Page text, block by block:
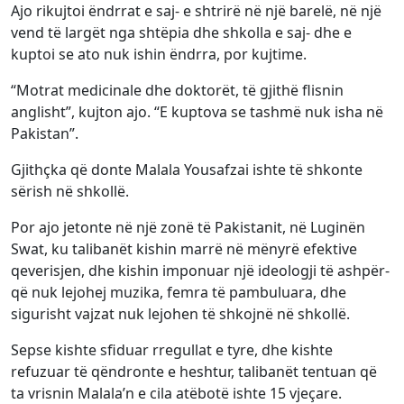
Ajo rikujtoi ëndrrat e saj- e shtrirë në një barelë, në një
vend të largët nga shtëpia dhe shkolla e saj- dhe e
kuptoi se ato nuk ishin ëndrra, por kujtime.
“Motrat medicinale dhe doktorët, të gjithë flisnin
anglisht”, kujton ajo. “E kuptova se tashmë nuk isha në
Pakistan”.
Gjithçka që donte Malala Yousafzai ishte të shkonte
sërish në shkollë.
Por ajo jetonte në një zonë të Pakistanit, në Luginën
Swat, ku talibanët kishin marrë në mënyrë efektive
qeverisjen, dhe kishin imponuar një ideologji të ashpër-
që nuk lejohej muzika, femra të pambuluara, dhe
sigurisht vajzat nuk lejohen të shkojnë në shkollë.
Sepse kishte sfiduar rregullat e tyre, dhe kishte
refuzuar të qëndronte e heshtur, talibanët tentuan që
ta vrisnin Malala’n e cila atëbotë ishte 15 vjeçare.